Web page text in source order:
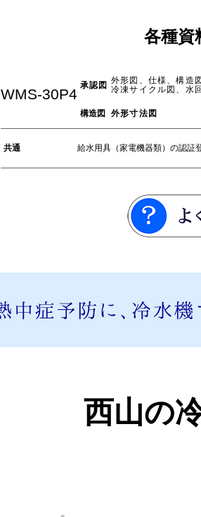
各種資
WMS-30P4
承認図 外形図、仕様、構造
冷凍サイクル図、水
構造図 外形寸法図
共通 給水用具（家電機器類）の認証
西山の